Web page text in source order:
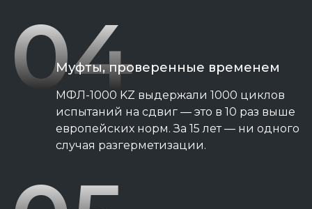
04
Муфты, проверенные временем
МФЛ-1000 KZ выдержали 1000 циклов
испытаний на сдвиг — это в 10 раз выше
европейских норм. За 15 лет — ни одного
случая разгерметизации.